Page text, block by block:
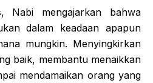
Nabi mengajarkan bahwa
dalam keadaan apapun
mungkin. Menyingkirkan
baik, membantu menaikkan
mendamaikan orang yang